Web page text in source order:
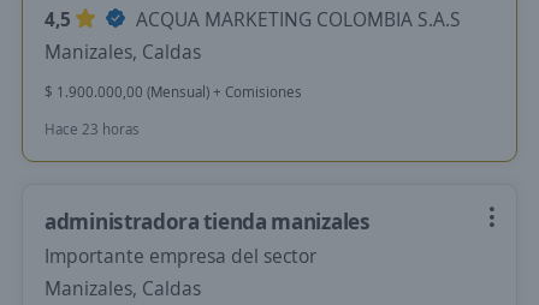
4,5
ACQUA MARKETING COLOMBIA S.A.S
Manizales, Caldas
$ 1.900.000,00 (Mensual) + Comisiones
Hace 23 horas
administradora tienda manizales
Importante empresa del sector
Manizales, Caldas